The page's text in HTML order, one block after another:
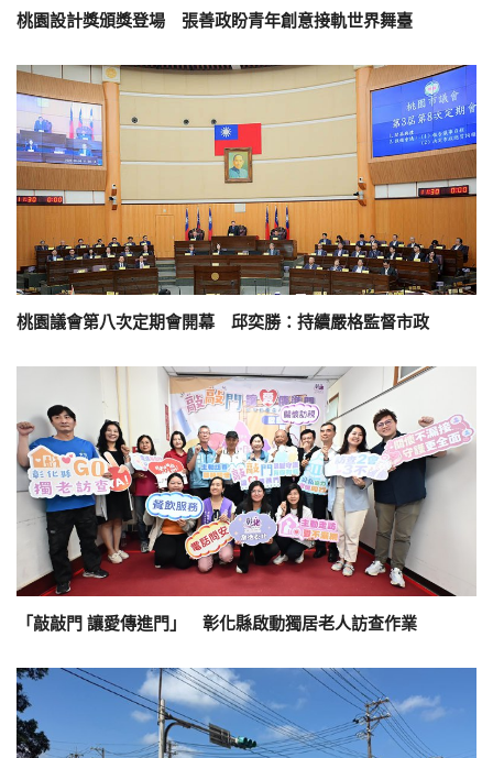
桃園設計獎頒獎登場 張善政盼青年創意接軌世界舞臺
桃園議會第八次定期會開幕 邱奕勝：持續嚴格監督市政
「敲敲門 讓愛傳進門」 彰化縣啟動獨居老人訪查作業